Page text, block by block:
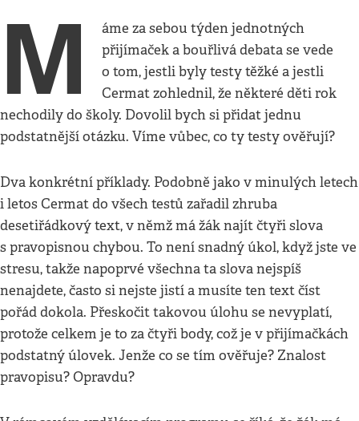
M
áme za sebou týden jednotných
přijímaček a bouřlivá debata se vede
o tom, jestli byly testy těžké a jestli
Cermat zohlednil, že některé děti rok
nechodily do školy. Dovolil bych si přidat jednu
podstatnější otázku. Víme vůbec, co ty testy ověřují?
Dva konkrétní příklady. Podobně jako v minulých letech
i letos Cermat do všech testů zařadil zhruba
desetiřádkový text, v němž má žák najít čtyři slova
s pravopisnou chybou. To není snadný úkol, když jste ve
stresu, takže napoprvé všechna ta slova nejspíš
nenajdete, často si nejste jistí a musíte ten text číst
pořád dokola. Přeskočit takovou úlohu se nevyplatí,
protože celkem je to za čtyři body, což je v přijímačkách
podstatný úlovek. Jenže co se tím ověřuje? Znalost
pravopisu? Opravdu?